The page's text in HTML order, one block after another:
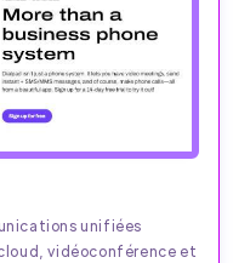
unifiées
vidéoconférence et